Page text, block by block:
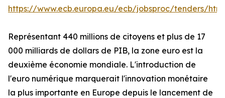
https://www.ecb.europa.eu/ecb/jobsproc/tenders/
Représentant 440 millions de citoyens et plus de 17
000 milliards de dollars de PIB, la zone euro est la
deuxième économie mondiale. L'introduction de
l'euro numérique marquerait l'innovation monétaire
la plus importante en Europe depuis le lancement de